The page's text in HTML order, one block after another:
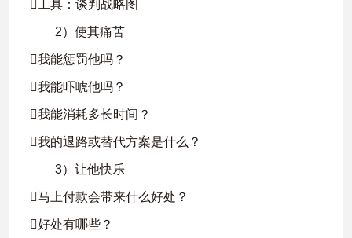
工具：谈判战略图
2）使其痛苦
我能惩罚他吗？
我能吓唬他吗？
我能消耗多长时间？
我的退路或替代方案是什么？
3）让他快乐
马上付款会带来什么好处？
好处有哪些？